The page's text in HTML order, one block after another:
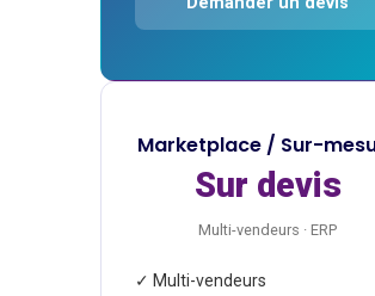
Marketplace / Sur-
Sur devis
Multi-vendeurs · ERP
✓ Multi-vendeurs